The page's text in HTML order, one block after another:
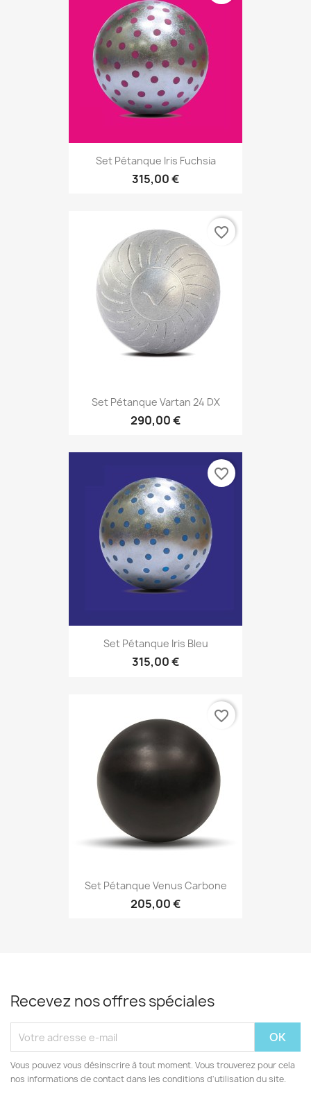
Set Pétanque Iris Fuchsia
315,00 €
Set Pétanque Vartan 24 DX
290,00 €
favorite_border
Set Pétanque Iris Bleu
315,00 €
favorite_border
Set Pétanque Venus Carbone
205,00 €
favorite_border
Recevez nos offres spéciales
Vous pouvez vous désinscrire à tout moment. Vous trouverez pour cela
nos informations de contact dans les conditions d'utilisation du site.